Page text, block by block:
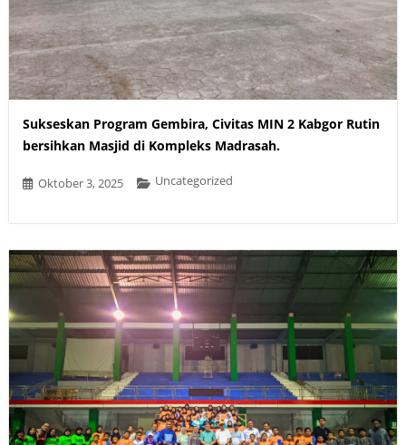
Sukseskan Program Gembira, Civitas MIN 2 Kabgor Rutin
bersihkan Masjid di Kompleks Madrasah.
Oktober 3, 2025 Uncategorized